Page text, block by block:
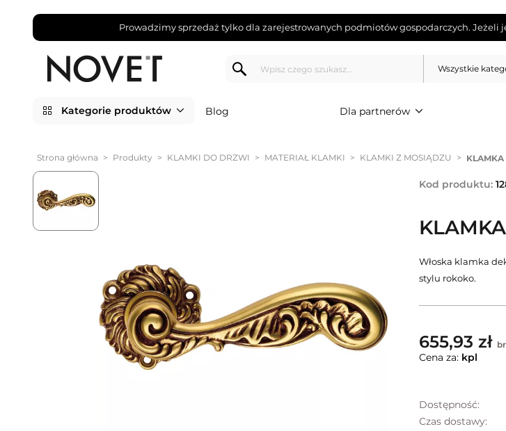
Prowadzimy sprzedaż tylko dla zarejestrowanych podmiotów gospodarczych. Jeżeli
Wszystkie
Kategorie produktów Blog Dla partnerów
Strona główna > Produkty > KLAMKI DO DRZWI > MATERIAŁ KLAMKI > KLAMKI Z MOSIĄDZU > KLAMKA
Kod produktu:
Włoska klamka
stylu rokoko.
655,93 zł
Cena za: kpl
Dostępność:
Czas dostawy: